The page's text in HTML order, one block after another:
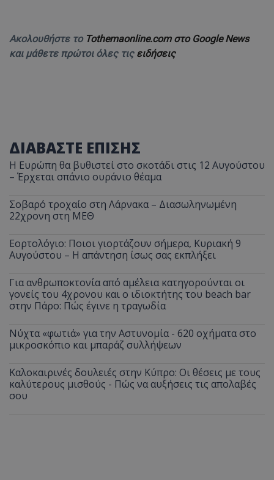
Ακολουθήστε το Tothemaonline.com στο Google News
και μάθετε πρώτοι όλες τις ειδήσεις
ΔΙΑΒΑΣΤΕ ΕΠΙΣΗΣ
Η Ευρώπη θα βυθιστεί στο σκοτάδι στις 12 Αυγούστου
– Έρχεται σπάνιο ουράνιο θέαμα
Σοβαρό τροχαίο στη Λάρνακα – Διασωληνωμένη
22χρονη στη ΜΕΘ
Εορτολόγιο: Ποιοι γιορτάζουν σήμερα, Κυριακή 9
Αυγούστου – Η απάντηση ίσως σας εκπλήξει
Για ανθρωποκτονία από αμέλεια κατηγορούνται οι
γονείς του 4χρονου και ο ιδιοκτήτης του beach bar
στην Πάρο: Πώς έγινε η τραγωδία
Νύχτα «φωτιά» για την Αστυνομία - 620 οχήματα στο
μικροσκόπιο και μπαράζ συλλήψεων
Καλοκαιρινές δουλειές στην Κύπρο: Οι θέσεις με τους
καλύτερους μισθούς - Πώς να αυξήσεις τις απολαβές
σου